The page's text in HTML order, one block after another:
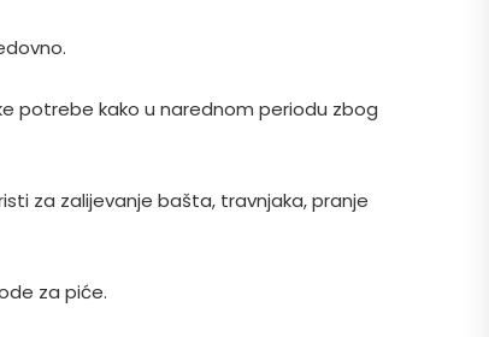
potrebe kako u narednom periodu zbog
za zalijevanje bašta, travnjaka, pranje
za piće.